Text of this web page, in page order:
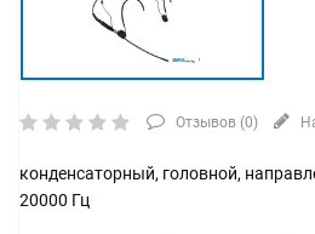
Отзывов (0)
конденсаторный, головной,
20000 Гц